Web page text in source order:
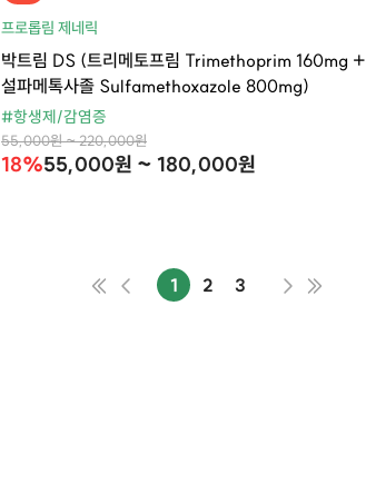
프로롭림 제네릭
박트림 DS (트리메토프림 Trimethoprim 160mg +
설파메톡사졸 Sulfamethoxazole 800mg)
#항생제/감염증
55,000원 ~ 220,000원
18%55,000원 ~ 180,000원
1 2 3